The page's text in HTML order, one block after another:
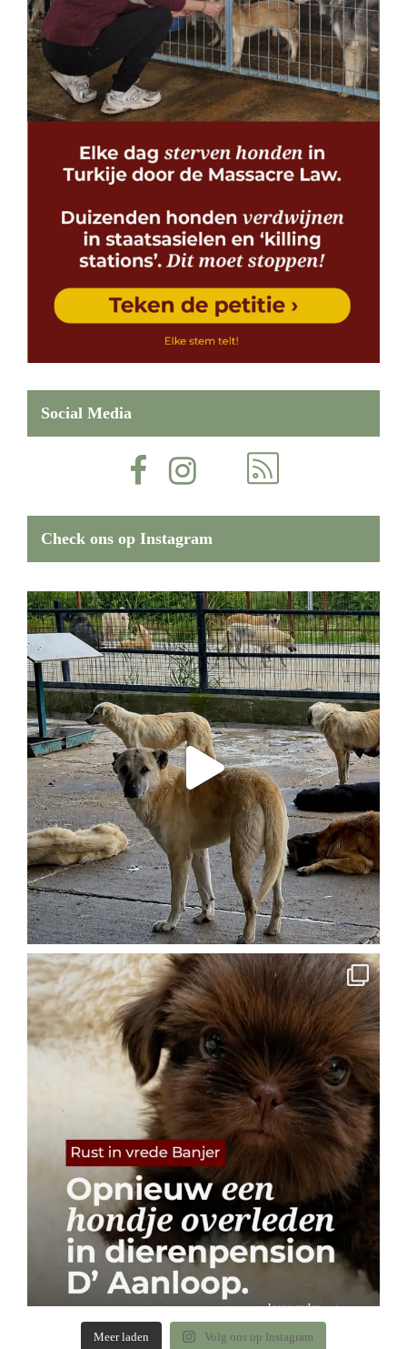
Social Media
Check ons op Instagram
Meer laden Volg ons op Instagram